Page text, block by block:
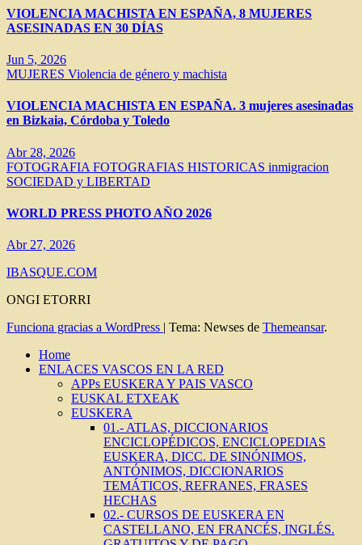
VIOLENCIA MACHISTA EN ESPAÑA, 8 MUJERES
ASESINADAS EN 30 DÍAS
Jun 5, 2026
MUJERES Violencia de género y machista
VIOLENCIA MACHISTA EN ESPAÑA. 3 mujeres asesinadas
en Bizkaia, Córdoba y Toledo
Abr 28, 2026
FOTOGRAFIA FOTOGRAFIAS HISTORICAS inmigracion
SOCIEDAD y LIBERTAD
WORLD PRESS PHOTO AÑO 2026
Abr 27, 2026
IBASQUE.COM
ONGI ETORRI
Funciona gracias a WordPress | Tema: Newses de Themeansar.
Home
ENLACES VASCOS EN LA RED
APPs EUSKERA Y PAIS VASCO
EUSKAL ETXEAK
EUSKERA
01.- ATLAS, DICCIONARIOS
ENCICLOPÉDICOS, ENCICLOPEDIAS
EUSKERA, DICC. DE SINÓNIMOS,
ANTÓNIMOS, DICCIONARIOS
TEMÁTICOS, REFRANES, FRASES
HECHAS
02.- CURSOS DE EUSKERA EN
CASTELLANO, EN FRANCÉS, INGLÉS.